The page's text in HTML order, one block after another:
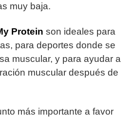
muy baja.
Protein son ideales para
para deportes donde se
muscular, y para ayudar a
muscular después de
más importante a favor